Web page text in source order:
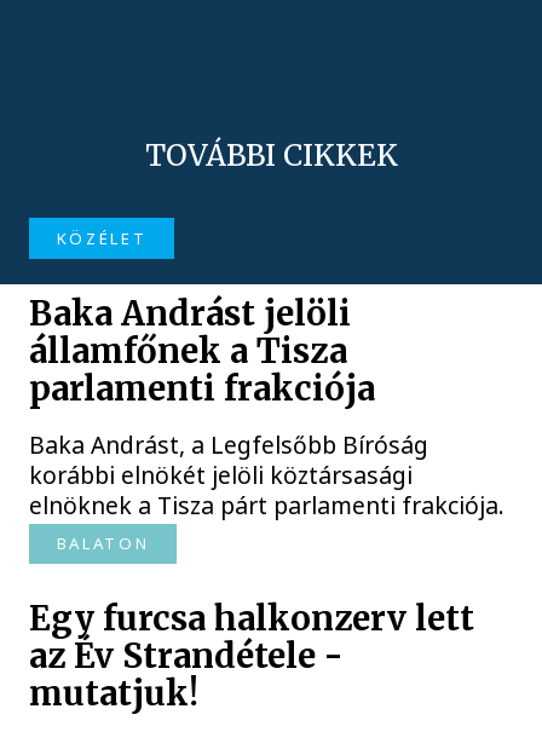
TOVÁBBI CIKKEK
KÖZÉLET
Baka Andrást jelöli
államfőnek a Tisza
parlamenti frakciója
Baka Andrást, a Legfelsőbb Bíróság
korábbi elnökét jelöli köztársasági
elnöknek a Tisza párt parlamenti frakciója.
BALATON
Egy furcsa halkonzerv lett
az Év Strandétele -
mutatjuk!